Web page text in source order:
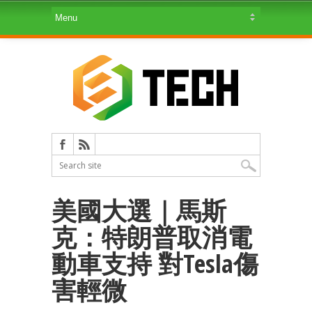
美國大選｜馬斯
克：特朗普取消電
動車支持 對Tesla傷
害輕微